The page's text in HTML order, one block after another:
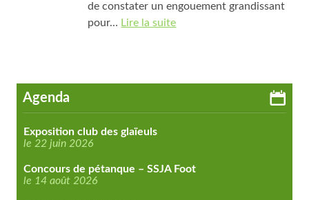
de constater un engouement grandissant
pour… Lire la suite
Agenda
Exposition club des glaïeuls
le 22 juin 2026
Concours de pétanque – SSJA Foot
le 14 août 2026